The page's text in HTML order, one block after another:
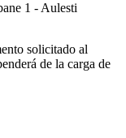
1 -Aulesti
solicitado al
de la carga de